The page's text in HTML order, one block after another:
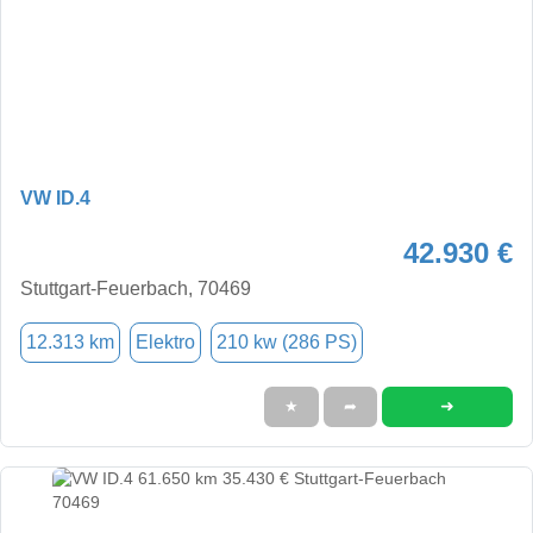
VW ID.4
42.930 €
Stuttgart-Feuerbach, 70469
12.313 km Elektro 210 kw (286 PS)
★ ➦ ➜